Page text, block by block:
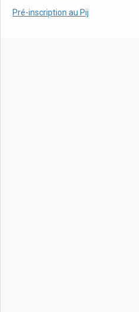
Pré-inscription au Pij